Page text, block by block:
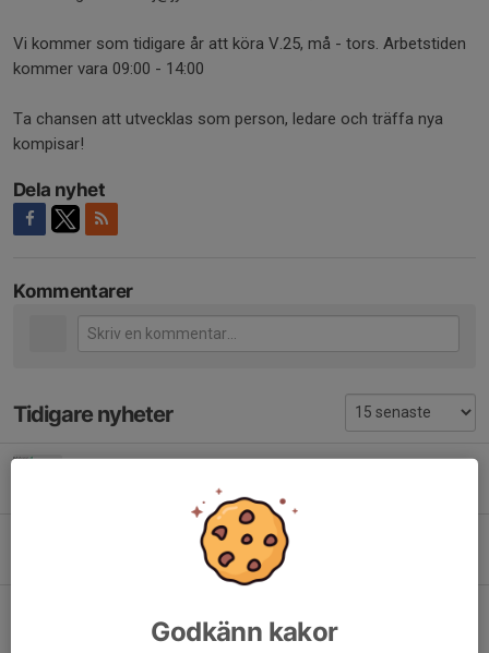
Vi kommer som tidigare år att köra V.25, må - tors. Arbetstiden
kommer vara 09:00 - 14:00
Ta chansen att utvecklas som person, ledare och träffa nya
kompisar!
Dela nyhet
Kommentarer
Tidigare nyheter
8 jun, 20:51 0
Godkänn kakor